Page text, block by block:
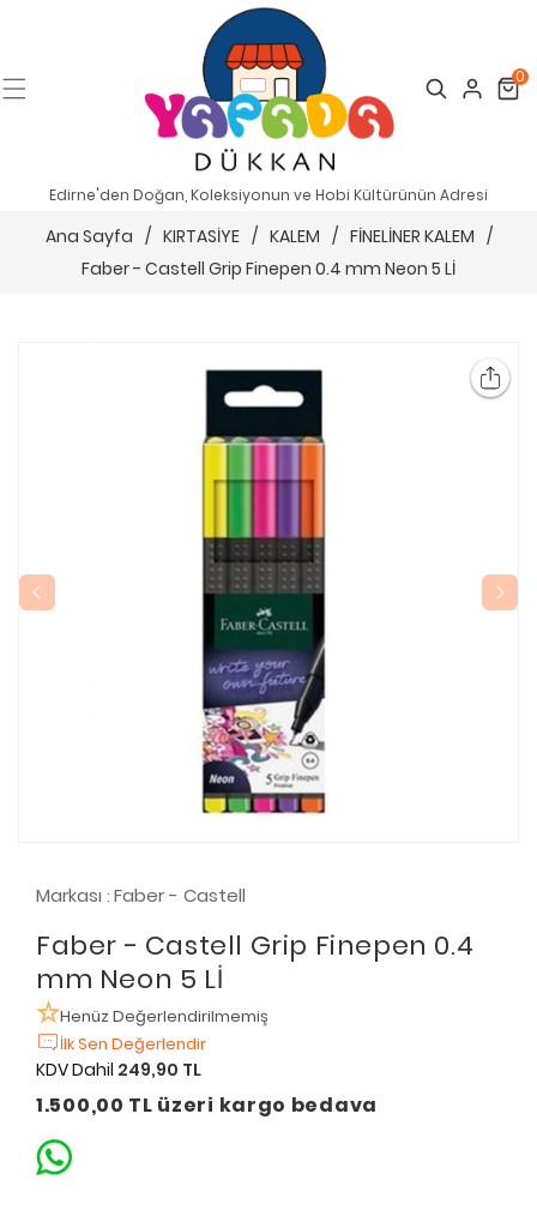
Search Cart
0
Edirne'den Doğan, Koleksiyonun ve Hobi Kültürünün Adresi
Ana Sayfa / KIRTASİYE / KALEM / FİNELİNER KALEM /
Faber - Castell Grip Finepen 0.4 mm Neon 5 Lİ
Markası : Faber - Castell
Faber - Castell Grip Finepen 0.4
mm Neon 5 Lİ
Henüz Değerlendirilmemiş
İlk Sen Değerlendir
KDV Dahil 249,90 TL
1.500,00 TL üzeri kargo bedava